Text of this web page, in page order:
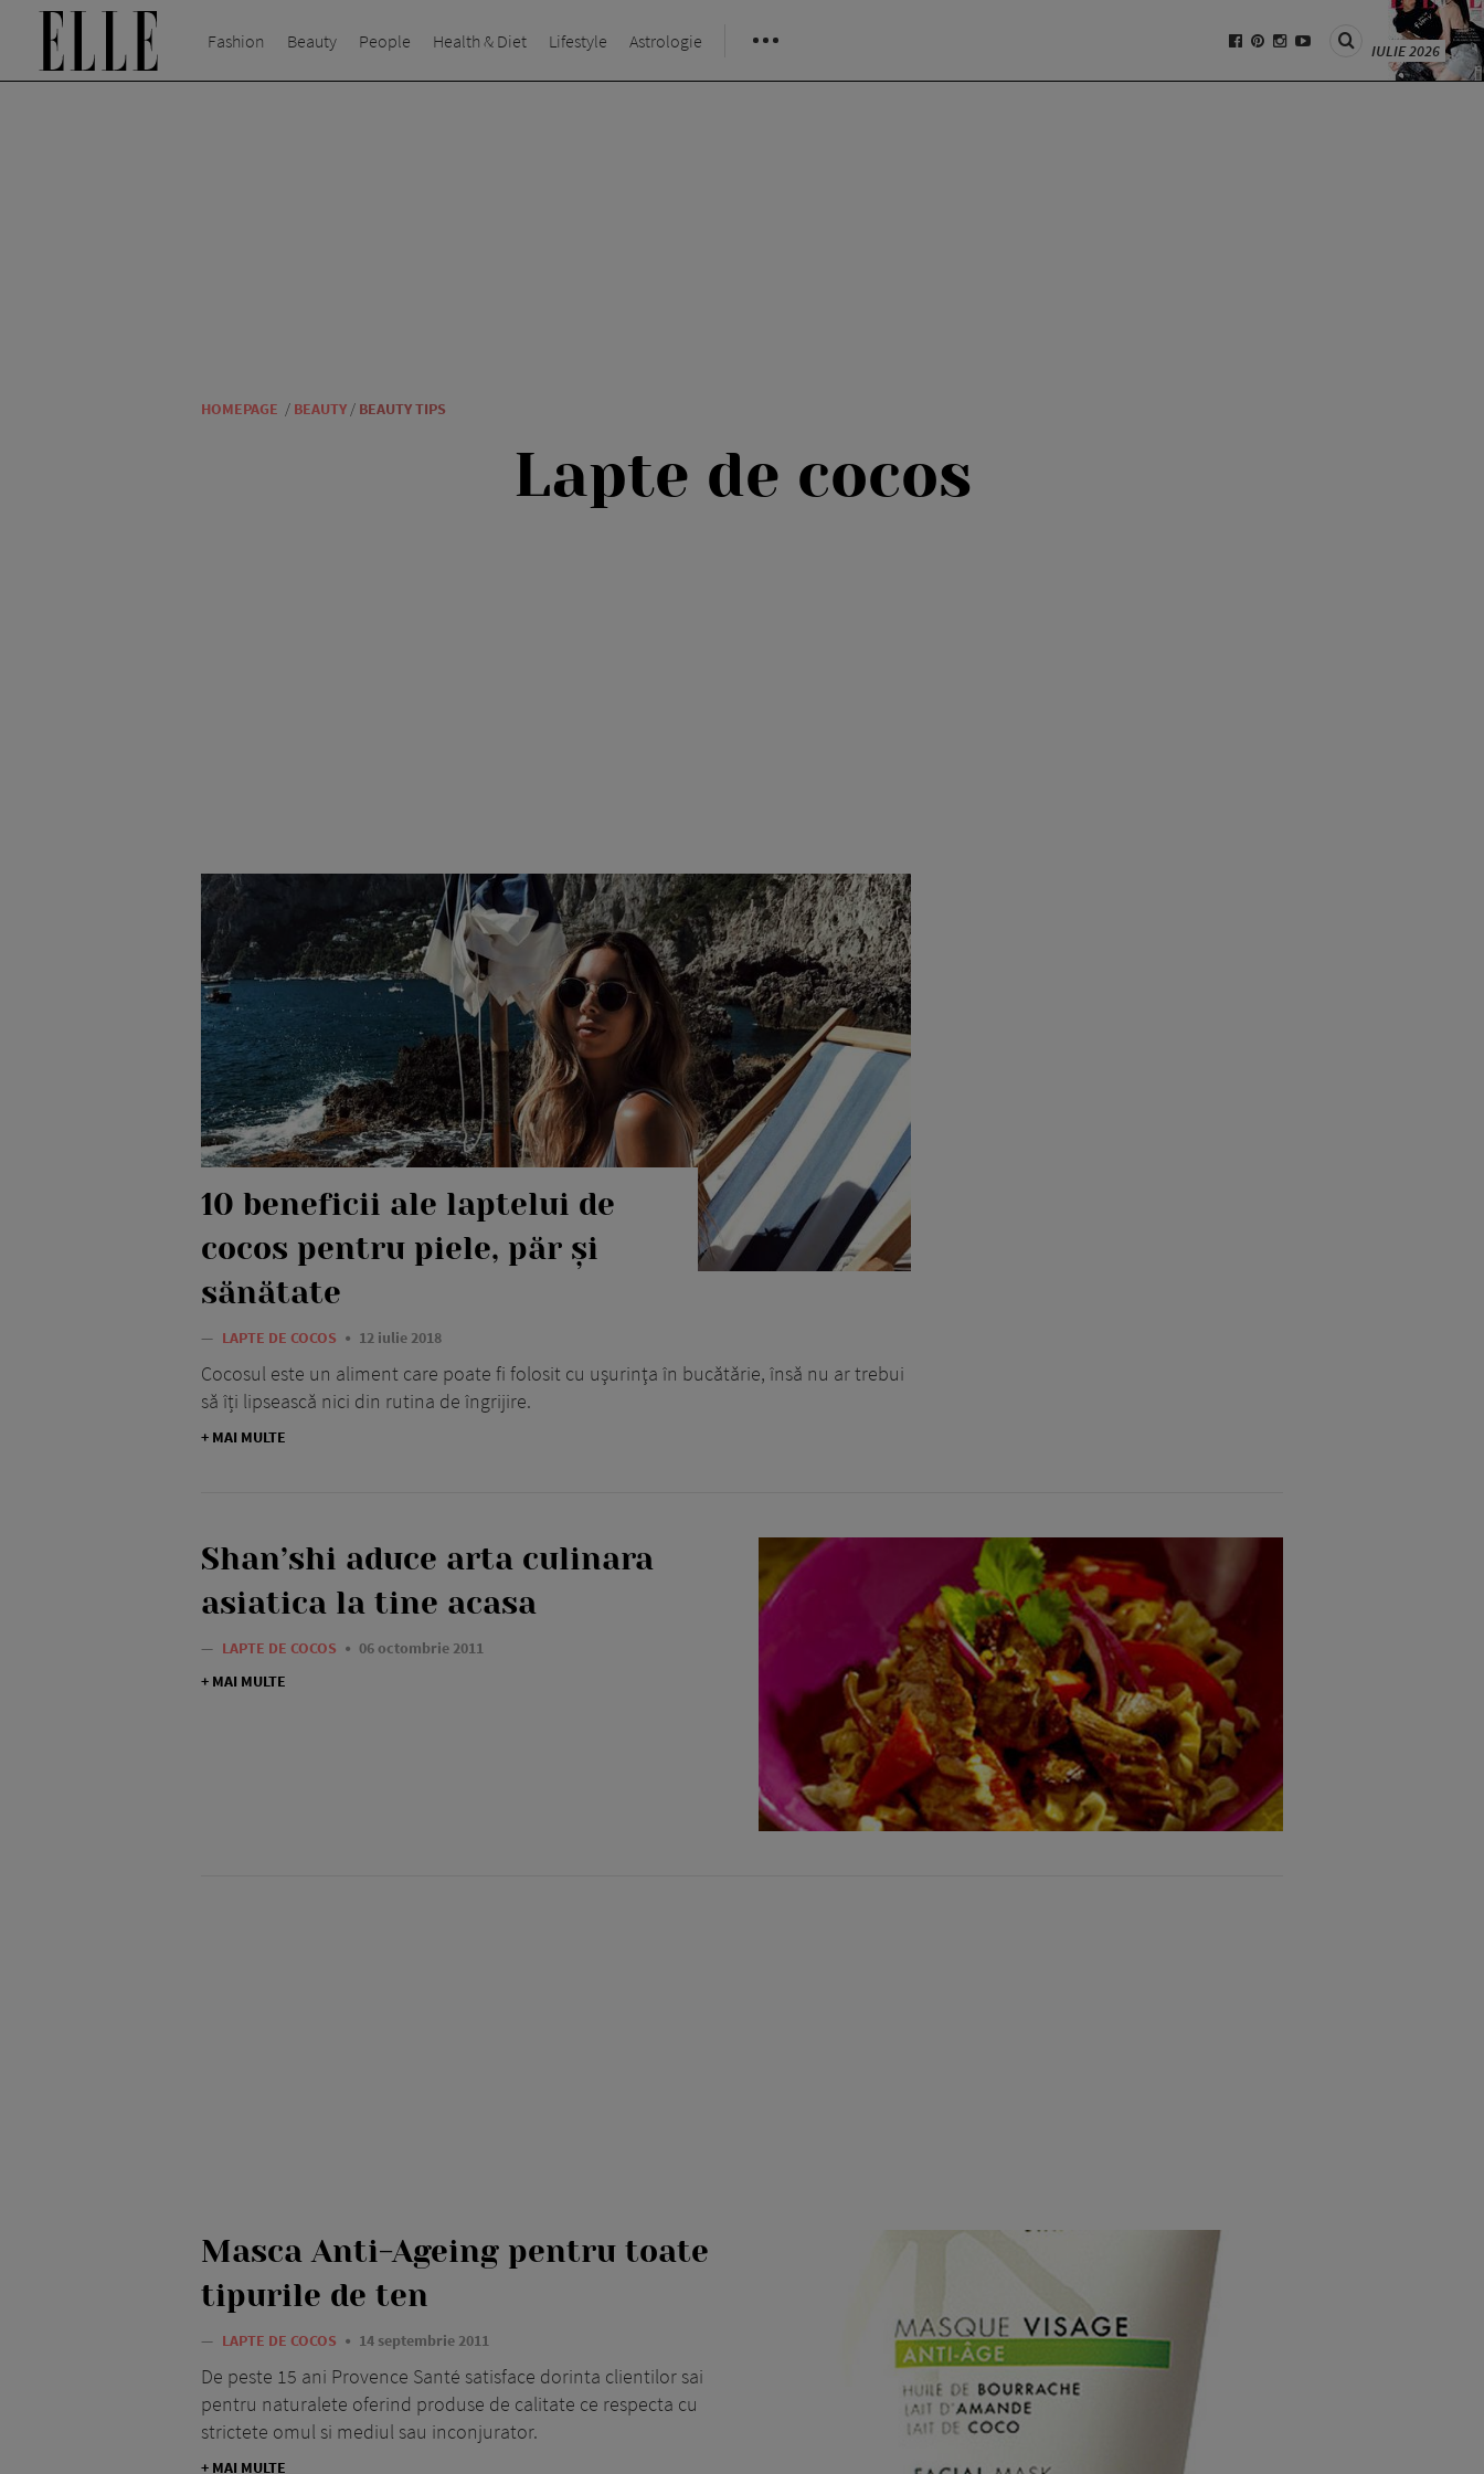
Fashion Beauty People Health & Diet Lifestyle Astrologie IULIE 2026
HOMEPAGE / BEAUTY / BEAUTY TIPS
Lapte de cocos
10 beneficii ale laptelui de
cocos pentru piele, păr şi
sănătate
— LAPTE DE COCOS 12 iulie 2018
Cocosul este un aliment care poate fi folosit cu uşurinţa în bucătărie, însă nu ar trebui
să îți lipsească nici din rutina de îngrijire.
+ MAI MULTE
Shan’shi aduce arta culinara
asiatica la tine acasa
— LAPTE DE COCOS
06 octombrie 2011
+ MAI MULTE
Masca Anti-Ageing pentru toate
tipurile de ten
— LAPTE DE COCOS 14 septembrie 2011
De peste 15 ani Provence Santé satisface dorinta clientilor sai
pentru naturalete oferind produse de calitate ce respecta cu
strictete omul si mediul sau inconjurator.
+ MAI MULTE